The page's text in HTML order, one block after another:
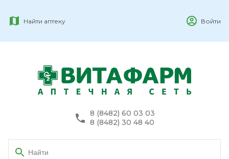
Найти аптеку Войти
8 (8482) 60 03 03
8 (8482) 30 48 40